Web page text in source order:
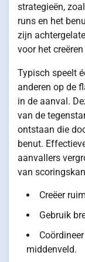
strategieën,
runs en het
zijn
voor het
Typisch speelt
anderen op de
in de aanval.
van de
ontstaan die
benut.
aanvallers
van
Creëer
Gebruik
middenveld.